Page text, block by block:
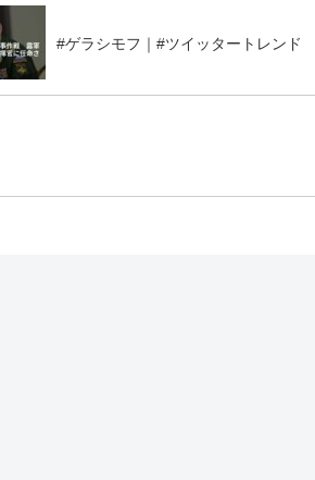
#ゲラシモフ｜#ツイッタートレンド